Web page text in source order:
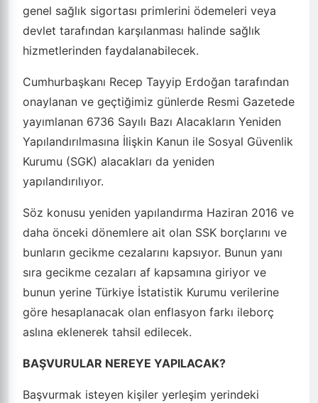
genel sağlık sigortası primlerini ödemeleri veya
devlet tarafından karşılanması halinde sağlık
hizmetlerinden faydalanabilecek.
Cumhurbaşkanı Recep Tayyip Erdoğan tarafından
onaylanan ve geçtiğimiz günlerde Resmi Gazetede
yayımlanan 6736 Sayılı Bazı Alacakların Yeniden
Yapılandırılmasına İlişkin Kanun ile Sosyal Güvenlik
Kurumu (SGK) alacakları da yeniden
yapılandırılıyor.
Söz konusu yeniden yapılandırma Haziran 2016 ve
daha önceki dönemlere ait olan SSK borçlarını ve
bunların gecikme cezalarını kapsıyor. Bunun yanı
sıra gecikme cezaları af kapsamına giriyor ve
bunun yerine Türkiye İstatistik Kurumu verilerine
göre hesaplanacak olan enflasyon farkı ileborç
aslına eklenerek tahsil edilecek.
BAŞVURULAR NEREYE YAPILACAK?
Başvurmak isteyen kişiler yerleşim yerindeki